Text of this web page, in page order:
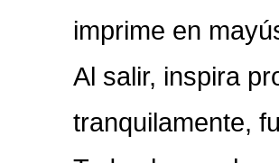
imprime en
Al salir, inspira
tranquilamente,